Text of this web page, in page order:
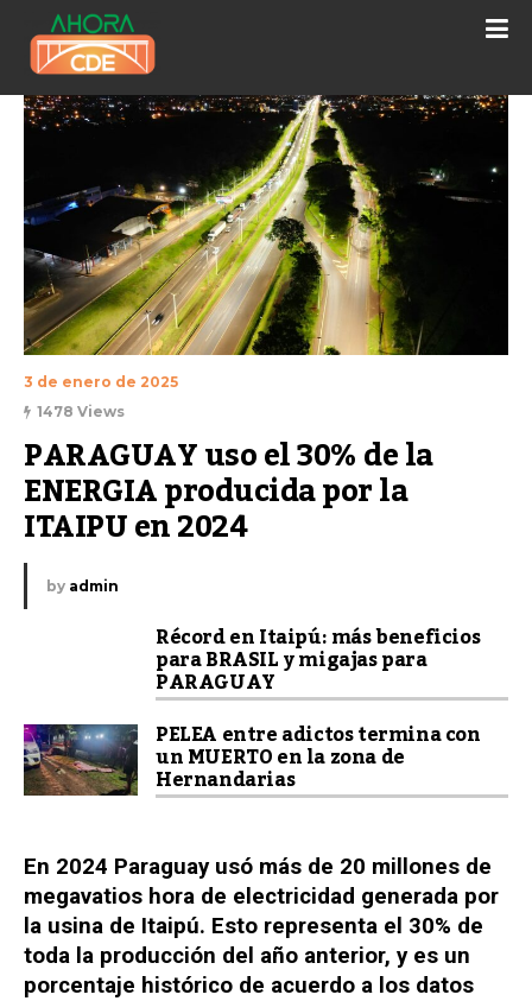
3 de enero de 2025
1478 Views
PARAGUAY uso el 30% de la
ENERGIA producida por la
ITAIPU en 2024
by admin
Récord en Itaipú: más beneficios
para BRASIL y migajas para
PARAGUAY
PELEA entre adictos termina con
un MUERTO en la zona de
Hernandarias
En 2024 Paraguay usó más de 20 millones de
megavatios hora de electricidad generada por
la usina de Itaipú. Esto representa el 30% de
toda la producción del año anterior, y es un
porcentaje histórico de acuerdo a los datos